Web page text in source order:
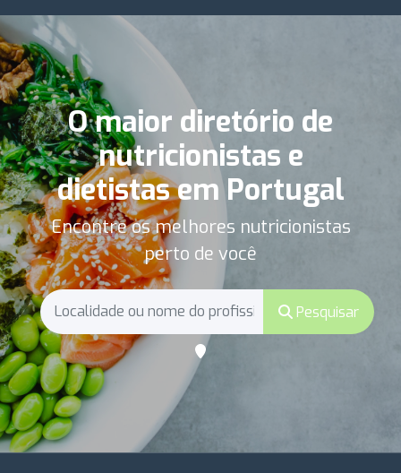
O maior diretório de
nutricionistas e
dietistas em Portugal
Encontre os melhores nutricionistas
perto de você
Pesquisar